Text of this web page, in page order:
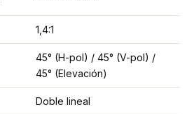
1,4:1
45° (H-pol) / 45° (V-pol) /
45° (Elevación)
Doble lineal